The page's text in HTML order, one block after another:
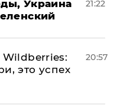
Украина
21:22
Wildberries:
это успех
20:57